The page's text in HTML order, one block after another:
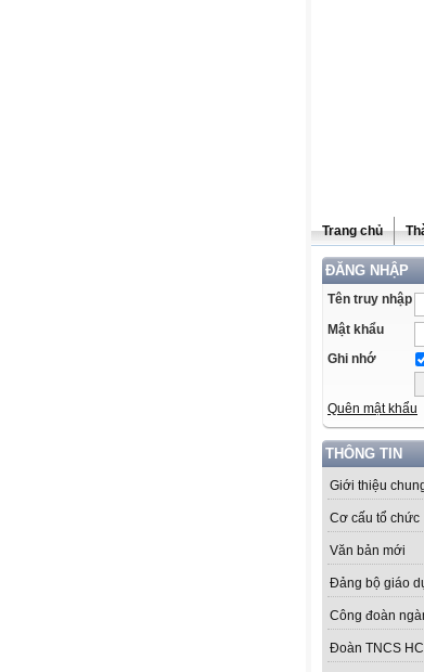
Trang chủ
ĐĂNG NHẬP
Tên truy nhập
Mật khẩu
Ghi nhớ
Quên mật khẩu
THÔNG TIN
Giới thiệu
Cơ cấu tổ chức
Văn bản mới
Đảng bộ giáo
Công đoàn
Đoàn TNCS